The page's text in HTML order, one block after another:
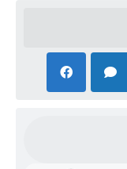
Atribuição de Aulas